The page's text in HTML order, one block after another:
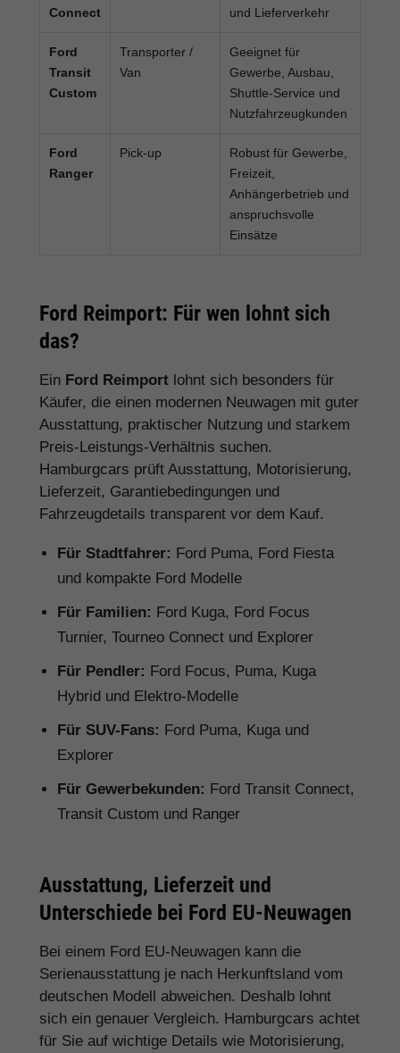
Connect
und Lieferverkehr
Ford
Transit
Custom
Transporter /
Van
Geeignet für
Gewerbe, Ausbau,
Shuttle-Service und
Nutzfahrzeugkunden
Ford
Ranger
Pick-up
Robust für Gewerbe,
Freizeit,
Anhängerbetrieb und
anspruchsvolle
Einsätze
Ford Reimport: Für wen lohnt sich
das?
Ein Ford Reimport lohnt sich besonders für
Käufer, die einen modernen Neuwagen mit guter
Ausstattung, praktischer Nutzung und starkem
Preis-Leistungs-Verhältnis suchen.
Hamburgcars prüft Ausstattung, Motorisierung,
Lieferzeit, Garantiebedingungen und
Fahrzeugdetails transparent vor dem Kauf.
Für Stadtfahrer: Ford Puma, Ford Fiesta
und kompakte Ford Modelle
Für Familien: Ford Kuga, Ford Focus
Turnier, Tourneo Connect und Explorer
Für Pendler: Ford Focus, Puma, Kuga
Hybrid und Elektro-Modelle
Für SUV-Fans: Ford Puma, Kuga und
Explorer
Für Gewerbekunden: Ford Transit Connect,
Transit Custom und Ranger
Ausstattung, Lieferzeit und
Unterschiede bei Ford EU-Neuwagen
Bei einem Ford EU-Neuwagen kann die
Serienausstattung je nach Herkunftsland vom
deutschen Modell abweichen. Deshalb lohnt
sich ein genauer Vergleich. Hamburgcars achtet
für Sie auf wichtige Details wie Motorisierung,